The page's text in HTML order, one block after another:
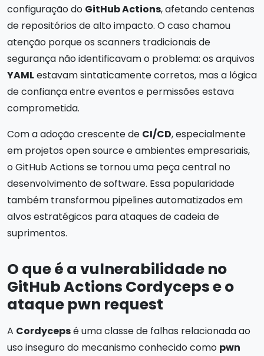
configuração do GitHub Actions, afetando centenas
de repositórios de alto impacto. O caso chamou
atenção porque os scanners tradicionais de
segurança não identificavam o problema: os arquivos
YAMLestavam sintaticamente corretos, mas a lógica
de confiança entre eventos e permissões estava
comprometida.
Com a adoção crescente de CI/CD, especialmente
em projetos open source e ambientes empresariais,
o GitHub Actions se tornou uma peça central no
desenvolvimento de software. Essa popularidade
também transformou pipelines automatizados em
alvos estratégicos para ataques de cadeia de
suprimentos.
O que é a vulnerabilidade no
GitHub Actions Cordyceps e o
ataque pwn request
A Cordycepsé uma classe de falhas relacionada ao
uso inseguro do mecanismo conhecido como pwn